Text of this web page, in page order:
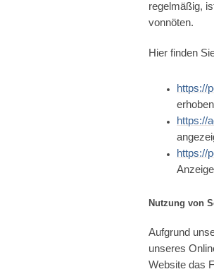
regelmäßig,
vonnöten.
Hier finden
https://
https://
https://
Nutzung von
Aufgrund
unseres
Website das